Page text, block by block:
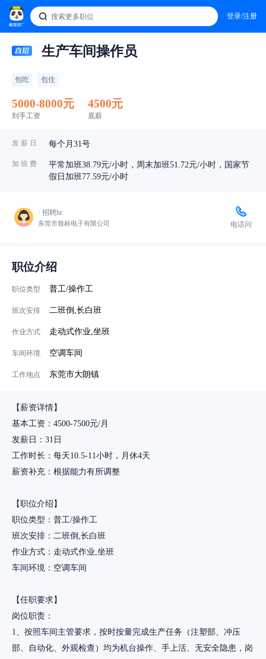
登录/注册
生产车间操作员
包吃 包住
5000-8000元
到手工资
4500元
底薪
发 薪 日 每个月31号
加 班 费
平常加班38.79元/小时，周末加班51.72元/小时，国家节
假日加班77.59元/小时
· 招聘hr
东莞市致标电子有限公司 电话问
职位介绍
职位类型 普工/操作工
班次安排 二班倒,长白班
作业方式 走动式作业,坐班
车间环境 空调车间
工作地点 东莞市大朗镇
【薪资详情】
基本工资：4500-7500元/月
发薪日：31日
工作时长：每天10.5-11小时，月休4天
薪资补充：根据能力有所调整
【职位介绍】
职位类型：普工/操作工
班次安排：二班倒,长白班
作业方式：走动式作业,坐班
车间环境：空调车间
【任职要求】
岗位职责：
1、按照车间主管要求，按时按量完成生产任务（注塑部、冲压
部、自动化、外观检查）均为机台操作、手上活、无安全隐患，岗